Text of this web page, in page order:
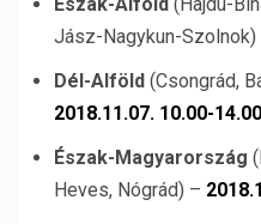
Jász-Nagykun-Szolnok)
Dél-Alföld (Csongrád,
2018.11.07. 10.00-14.00
Észak-Magyarország
Heves, Nógrád) –